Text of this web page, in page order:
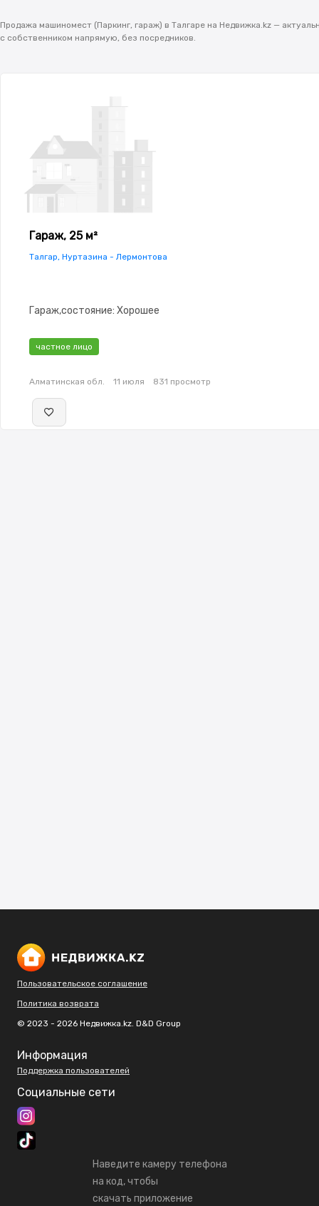
Продажа машиномест (Паркинг, гараж) в Талгаре на Недвижка.kz —
с собственником напрямую, без посредников.
Гараж, 25 м²
Талгар, Нуртазина - Лермонтова
Гараж,состояние: Хорошее
частное лицо
Алматинская обл. 11 июля 831 просмотр
Пользовательское соглашение
Политика возврата
© 2023 - 2026 Недвижка.kz. D&D Group
Информация
Поддержка пользователей
Социальные сети
Наведите камеру телефона
на код, чтобы
скачать приложение